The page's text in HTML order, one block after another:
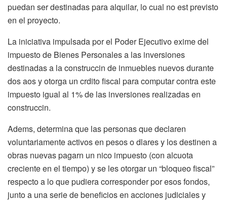
puedan ser destinadas para alquilar, lo cual no est previsto
en el proyecto.
La iniciativa impulsada por el Poder Ejecutivo exime del
impuesto de Bienes Personales a las inversiones
destinadas a la construccin de inmuebles nuevos durante
dos aos y otorga un crdito fiscal para computar contra este
impuesto igual al 1% de las inversiones realizadas en
construccin.
Adems, determina que las personas que declaren
voluntariamente activos en pesos o dlares y los destinen a
obras nuevas pagarn un nico impuesto (con alcuota
creciente en el tiempo) y se les otorgar un “bloqueo fiscal”
respecto a lo que pudiera corresponder por esos fondos,
junto a una serie de beneficios en acciones judiciales y